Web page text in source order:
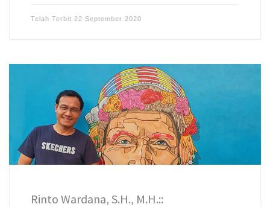
Telah Terbit 22 September 2020
Rinto Wardana, S.H., M.H.::